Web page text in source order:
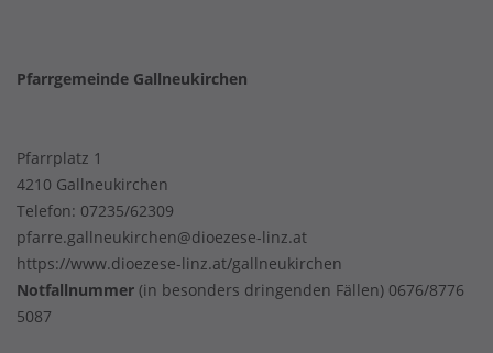
Pfarrgemeinde Gallneukirchen
Pfarrplatz 1
4210 Gallneukirchen
Telefon: 07235/62309
pfarre.gallneukirchen@dioezese-linz.at
https://www.dioezese-linz.at/gallneukirchen
Notfallnummer (in besonders dringenden Fällen) 0676/8776
5087